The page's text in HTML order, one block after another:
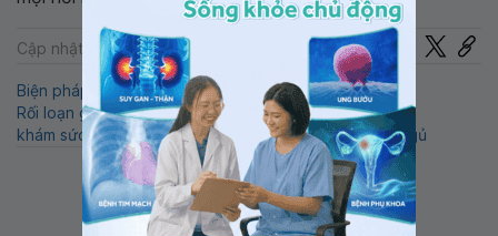
Cập nhật: 22-07-2024 Chia sẻ
Biện pháp điều trị rối loạn giấc ngủ
Rối loạn giấc ngủ nguyên phát
QnA
khám sức khỏe tổng quát
Rối loạn giấc ngủ Mất ngủ